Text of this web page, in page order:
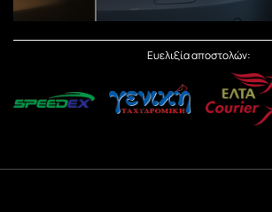
Ευελιξία αποστολών: